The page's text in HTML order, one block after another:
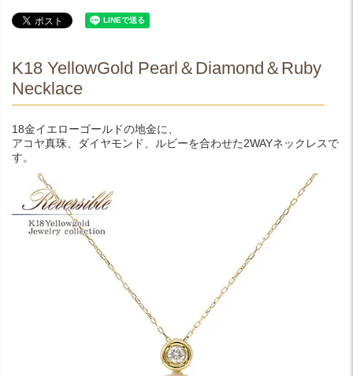
K18 YellowGold Pearl＆Diamond＆Ruby
Necklace
18金イエローゴールドの地金に、
アコヤ真珠、ダイヤモンド、ルビーを合わせた2WAYネックレスで
す。